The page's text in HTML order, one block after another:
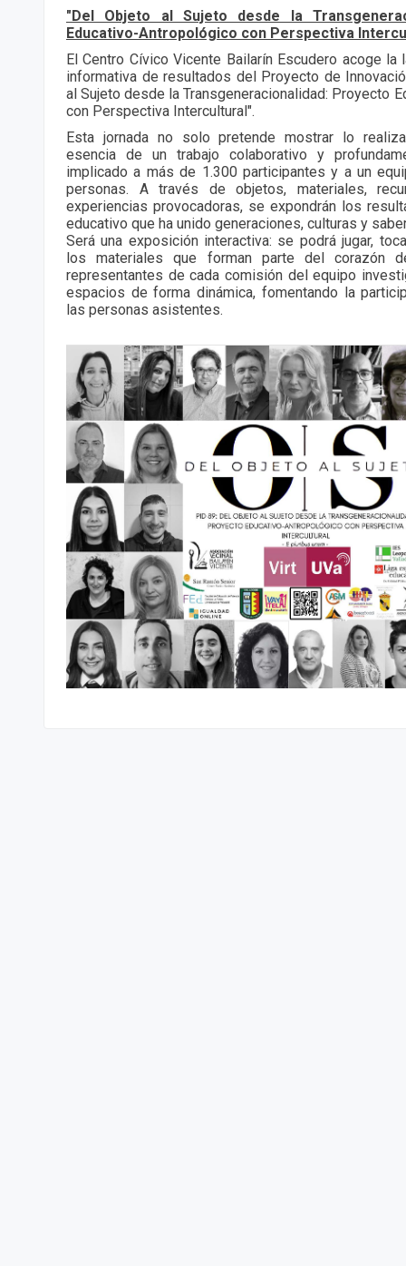
"Del Objeto al Sujeto desde la
Educativo-Antropológico con Perspectiva
El Centro Cívico Vicente Bailarín Escudero acoge la
informativa de resultados del Proyecto de
al Sujeto desde la Transgeneracionalidad: Proyecto
con Perspectiva Intercultural".
Esta jornada no solo pretende mostrar lo
esencia de un trabajo colaborativo y
implicado a más de 1.300 participantes y a un
personas. A través de objetos, materiales,
experiencias provocadoras, se expondrán los
educativo que ha unido generaciones, culturas y
Será una exposición interactiva: se podrá jugar,
los materiales que forman parte del corazón
representantes de cada comisión del equipo
espacios de forma dinámica, fomentando la
las personas asistentes.